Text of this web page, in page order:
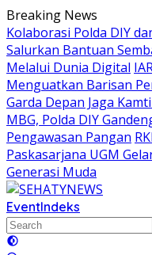
Skip
to
content
Breaking News
Kolaborasi Polda DIY
Salurkan Bantuan
Melalui Dunia Digital
Menguatkan Barisan
Garda Depan Jaga
MBG, Polda DIY
Pengawasan Pangan
Paskasarjana UGM
Generasi Muda
EventIndeks